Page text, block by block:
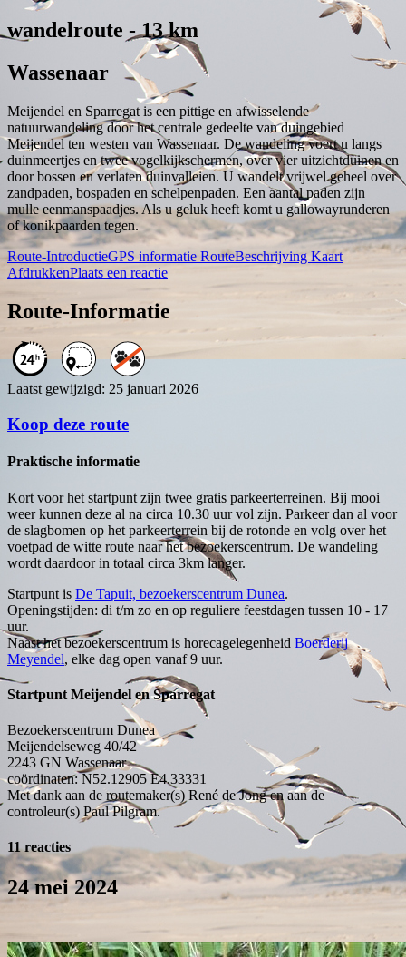
wandelroute - 13 km
Wassenaar
Meijendel en Sparregat is een pittige en afwisselende
natuurwandeling door het centrale gedeelte van duingebied
Meijendel ten westen van Wassenaar. De wandeling voert u langs
duinmeertjes en twee vogelkijkschermen, over vier uitzichtduinen en
door bossen en verlaten duinvalleien. U wandelt vrijwel geheel over
zandpaden, bospaden en schelpenpaden. Een aantal paden zijn
mulle eenmanspaadjes. Als u geluk heeft komt u gallowayrunderen
of konikpaarden tegen.
Route-IntroductieGPS informatie RouteBeschrijving Kaart
AfdrukkenPlaats een reactie
Route-Informatie
Laatst gewijzigd: 25 januari 2026
Koop deze route
Praktische informatie
Kort voor het startpunt zijn twee gratis parkeerterreinen. Bij mooi
weer kunnen deze al na circa 10.30 uur vol zijn. Parkeer dan al voor
de slagbomen op het parkeerterrein bij de rotonde en volg over het
voetpad de witte route naar het bezoekerscentrum. De wandeling
wordt daardoor in totaal circa 3km langer.
Startpunt is De Tapuit, bezoekerscentrum Dunea.
Openingstijden: di t/m zo en op reguliere feestdagen tussen 10 - 17
uur.
Naast het bezoekerscentrum is horecagelegenheid Boerderij
Meyendel, elke dag open vanaf 9 uur.
Startpunt Meijendel en Sparregat
Bezoekerscentrum Dunea
Meijendelseweg 40/42
2243 GN Wassenaar
coördinaten: N52.12905 E4.33331
Met dank aan de routemaker(s) René de Jong en aan de
controleur(s) Paul Pilgram.
11 reacties
24 mei 2024